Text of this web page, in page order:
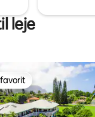
leje